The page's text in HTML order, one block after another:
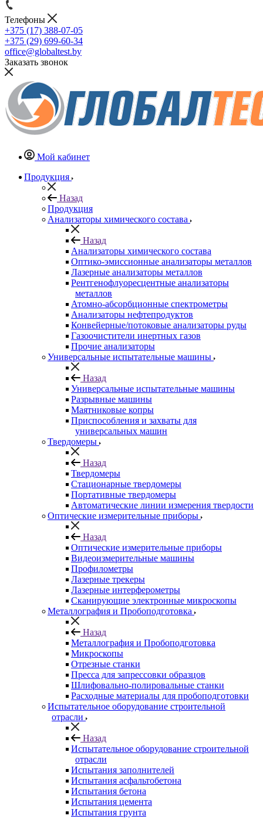
Телефоны
+375 (17) 388-07-05
+375 (29) 699-60-34
office@globaltest.by
Заказать звонок
Мой кабинет
Продукция
Назад
Продукция
Анализаторы химического состава
Назад
Анализаторы химического состава
Оптико-эмиссионные анализаторы металлов
Лазерные анализаторы металлов
Рентгенофлуоресцентные анализаторы
металлов
Атомно-абсорбционные спектрометры
Анализаторы нефтепродуктов
Конвейерные/потоковые анализаторы руды
Газоочистители инертных газов
Прочие анализаторы
Универсальные испытательные машины
Назад
Универсальные испытательные машины
Разрывные машины
Маятниковые копры
Приспособления и захваты для
универсальных машин
Твердомеры
Назад
Твердомеры
Стационарные твердомеры
Портативные твердомеры
Автоматические линии измерения твердости
Оптические измерительные приборы
Назад
Оптические измерительные приборы
Видеоизмерительные машины
Профилометры
Лазерные трекеры
Лазерные интерферометры
Сканирующие электронные микроскопы
Металлография и Пробоподготовка
Назад
Металлография и Пробоподготовка
Микроскопы
Отрезные станки
Пресса для запрессовки образцов
Шлифовально-полировальные станки
Расходные материалы для пробоподготовки
Испытательное оборудование строительной
отрасли
Назад
Испытательное оборудование строительной
отрасли
Испытания заполнителей
Испытания асфальтобетона
Испытания бетона
Испытания цемента
Испытания грунта